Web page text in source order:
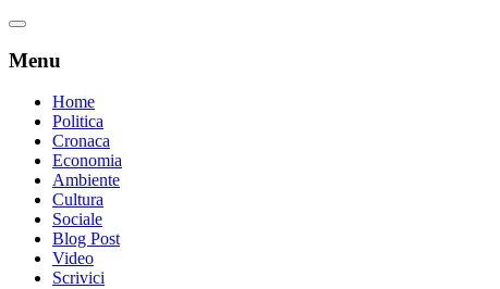
Menu
Home
Politica
Cronaca
Economia
Ambiente
Cultura
Sociale
Blog Post
Video
Scrivici